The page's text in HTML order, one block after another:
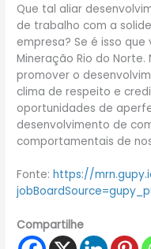
Que tal aliar
de trabalho com a
empresa? Se é isso
Mineração Rio do Norte.
promover o
clima de respeito e
oportunidades de
desenvolvimento de
comportamentais de
Fonte:https://
Compartilhe